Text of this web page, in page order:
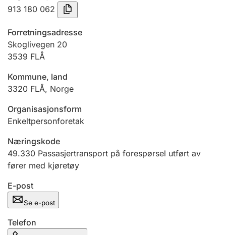
Tinglysing
Jeger
Ektepaktveileder
Offentlig sektor
Andre tema
913 180 062
Forretningsadresse
Skoglivegen 20
3539 FLÅ
Kommune, land
3320 FLÅ, Norge
Organisasjonsform
Enkeltpersonforetak
Næringskode
49.330 Passasjertransport på forespørsel utført av
fører med kjøretøy
E-post
Se e-post
Telefon